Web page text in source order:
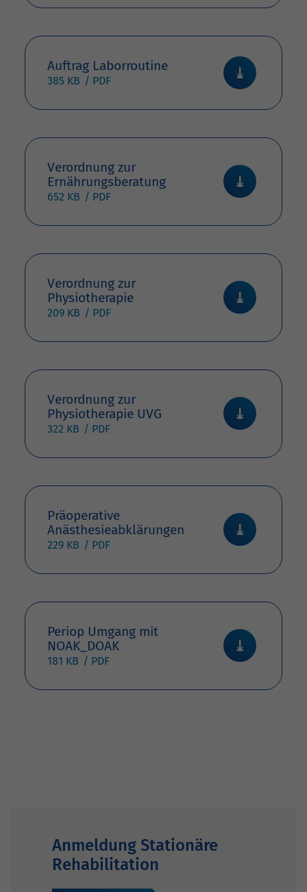
Auftrag Laborroutine
385 KB
Verordnung zur
Ernährungsberatung
652 KB
Verordnung zur
Physiotherapie
209 KB
Verordnung zur
Physiotherapie UVG
322 KB
Präoperative
Anästhesieabklärungen
229 KB
Periop Umgang mit
NOAK_DOAK
181 KB
Anmeldung Stationäre
Rehabilitation